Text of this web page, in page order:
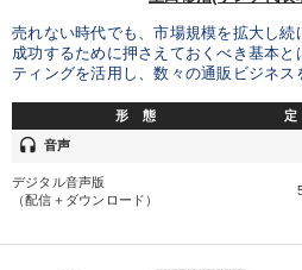
売れない時代でも、市場規模を拡大し
成功するために押さえておくべき基本
ティングを活用し、数々の通販ビジネス
形 態
headset 音声
デジタル音声版
（配信＋ダウンロード）